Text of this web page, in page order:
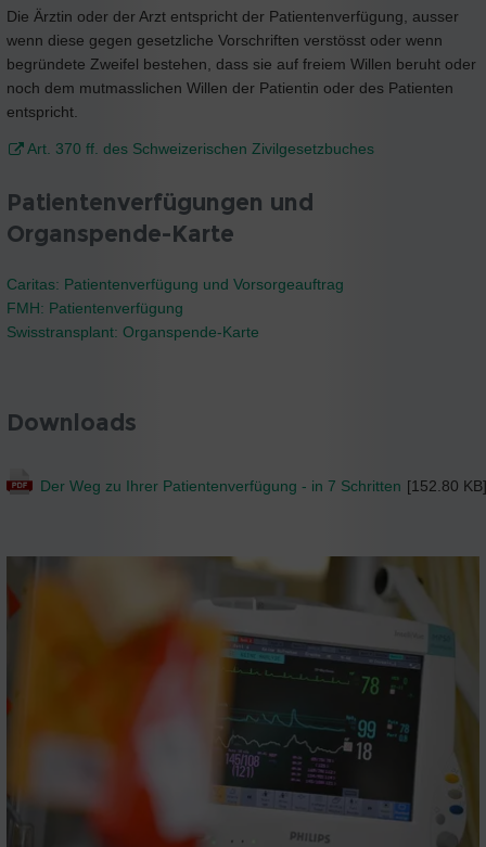
Die Ärztin oder der Arzt entspricht der Patientenverfügung, ausser
wenn diese gegen gesetzliche Vorschriften verstösst oder wenn
begründete Zweifel bestehen, dass sie auf freiem Willen beruht oder
noch dem mutmasslichen Willen der Patientin oder des Patienten
entspricht.
Art. 370 ff. des Schweizerischen Zivilgesetzbuches
Patientenverfügungen und
Organspende-Karte
Caritas: Patientenverfügung und Vorsorgeauftrag
FMH: Patientenverfügung
Swisstransplant: Organspende-Karte
Downloads
Der Weg zu Ihrer Patientenverfügung - in 7 Schritten [152.80 KB]